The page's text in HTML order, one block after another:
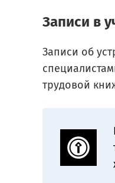
Записи в
Записи об
трудовой